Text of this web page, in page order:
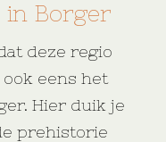
Borger
deze regio
eens het
Hier duik je
prehistorie